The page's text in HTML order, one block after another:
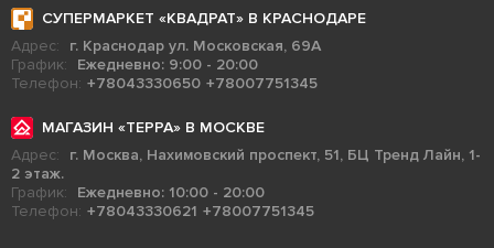
СУПЕРМАРКЕТ «КВАДРАТ» В КРАСНОДАРЕ
Адрес:
г. Краснодар ул. Московская, 69А
График:
Ежедневно: 9:00 - 20:00
Телефон: +78043330650 +78007751345
МАГАЗИН «ТЕРРА» В МОСКВЕ
Адрес:
г. Москва, Нахимовский проспект, 51, БЦ Тренд Лайн, 1-
2 этаж.
График:
Ежедневно: 10:00 - 20:00
Телефон: +78043330621 +78007751345